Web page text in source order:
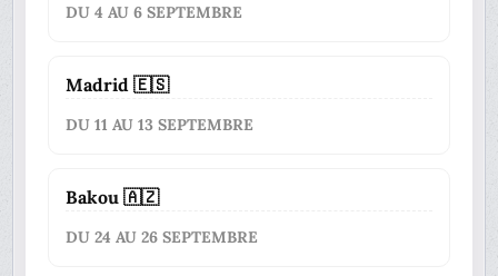
DU 4 AU 6 SEPTEMBRE
Madrid 🇪🇸
DU 11 AU 13 SEPTEMBRE
Bakou 🇦🇿
DU 24 AU 26 SEPTEMBRE